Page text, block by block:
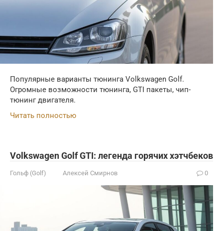
Популярные варианты тюнинга Volkswagen Golf.
Огромные возможности тюнинга, GTI пакеты, чип-
тюнинг двигателя.
Читать полностью
Volkswagen Golf GTI: легенда горячих хэтчбеков
Гольф (Golf) Алексей Смирнов 0